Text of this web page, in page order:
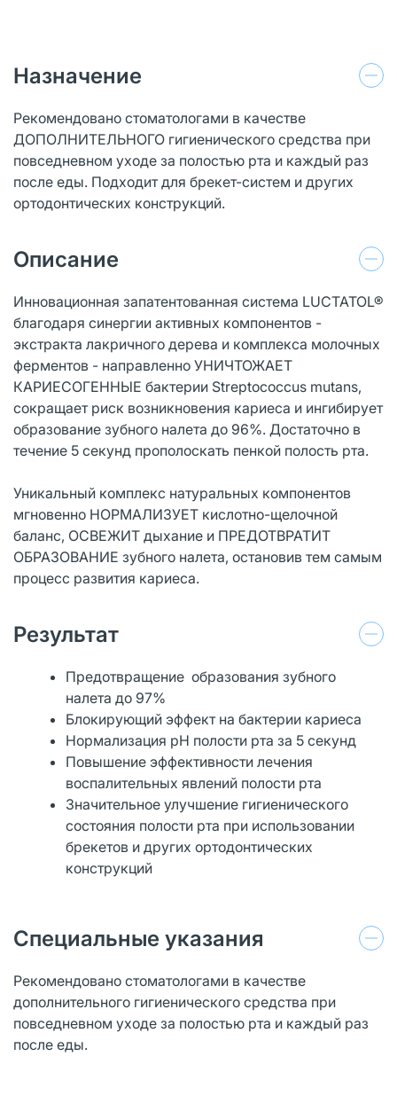
Назначение
Рекомендовано стоматологами в качестве
ДОПОЛНИТЕЛЬНОГО гигиенического средства при
повседневном уходе за полостью рта и каждый раз
после еды. Подходит для брекет-систем и других
ортодонтических конструкций.
Описание
Инновационная запатентованная система LUCTATOL®
благодаря синергии активных компонентов -
экстракта лакричного дерева и комплекса молочных
ферментов - направленно УНИЧТОЖАЕТ
КАРИЕСОГЕННЫЕ бактерии Streptococcus mutans,
сокращает риск возникновения кариеса и ингибирует
образование зубного налета до 96%. Достаточно в
течение 5 секунд прополоскать пенкой полость рта.
Уникальный комплекс натуральных компонентов
мгновенно НОРМАЛИЗУЕТ кислотно-щелочной
баланс, ОСВЕЖИТ дыхание и ПРЕДОТВРАТИТ
ОБРАЗОВАНИЕ зубного налета, остановив тем самым
процесс развития кариеса.
Результат
Предотвращение образования зубного
налета до 97%
Блокирующий эффект на бактерии кариеса
Нормализация pH полости рта за 5 секунд
Повышение эффективности лечения
воспалительных явлений полости рта
Значительное улучшение гигиенического
состояния полости рта при использовании
брекетов и других ортодонтических
конструкций
Специальные указания
Рекомендовано стоматологами в качестве
дополнительного гигиенического средства при
повседневном уходе за полостью рта и каждый раз
после еды.